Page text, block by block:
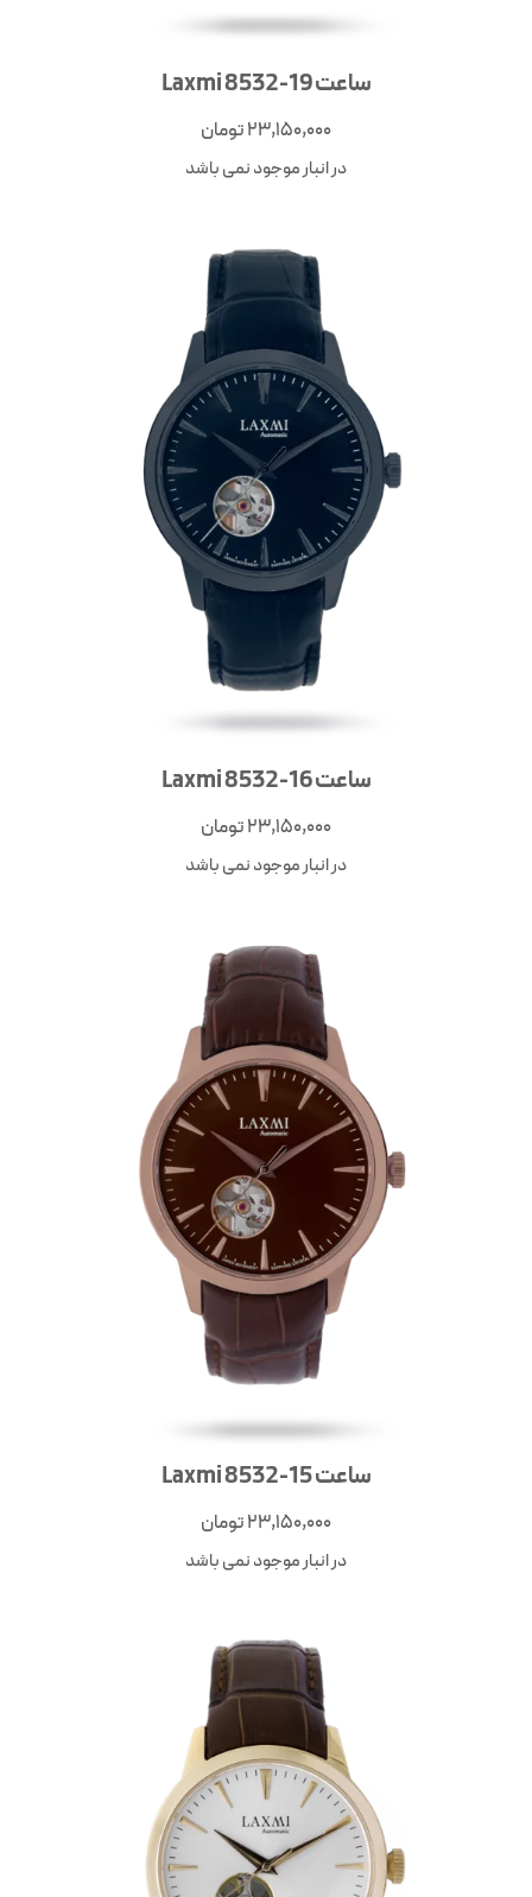
ساعت Laxmi 8532-19
23,150,000تومان
در انبار موجود نمی باشد
ساعت Laxmi 8532-16
23,150,000تومان
در انبار موجود نمی باشد
ساعت Laxmi 8532-15
23,150,000تومان
در انبار موجود نمی باشد